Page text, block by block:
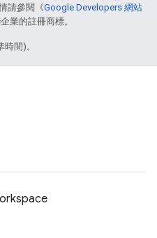
請參閱《Google Developers 網站
業的註冊商標。
間)。